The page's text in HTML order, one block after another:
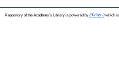
Repository of the Academy's Library is powered by EPrints 3which is